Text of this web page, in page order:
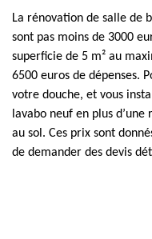
La rénovation de salle de
sont pas moins de 3000
superficie de 5 m² au
6500 euros de dépenses.
votre douche, et vous
lavabo neuf en plus
au sol. Ces prix sont
de demander des devis